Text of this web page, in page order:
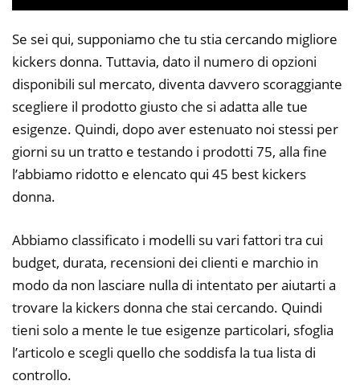
Se sei qui, supponiamo che tu stia cercando migliore
kickers donna. Tuttavia, dato il numero di opzioni
disponibili sul mercato, diventa davvero scoraggiante
scegliere il prodotto giusto che si adatta alle tue
esigenze. Quindi, dopo aver estenuato noi stessi per
giorni su un tratto e testando i prodotti 75, alla fine
l’abbiamo ridotto e elencato qui 45 best kickers
donna.
Abbiamo classificato i modelli su vari fattori tra cui
budget, durata, recensioni dei clienti e marchio in
modo da non lasciare nulla di intentato per aiutarti a
trovare la kickers donna che stai cercando. Quindi
tieni solo a mente le tue esigenze particolari, sfoglia
l’articolo e scegli quello che soddisfa la tua lista di
controllo.